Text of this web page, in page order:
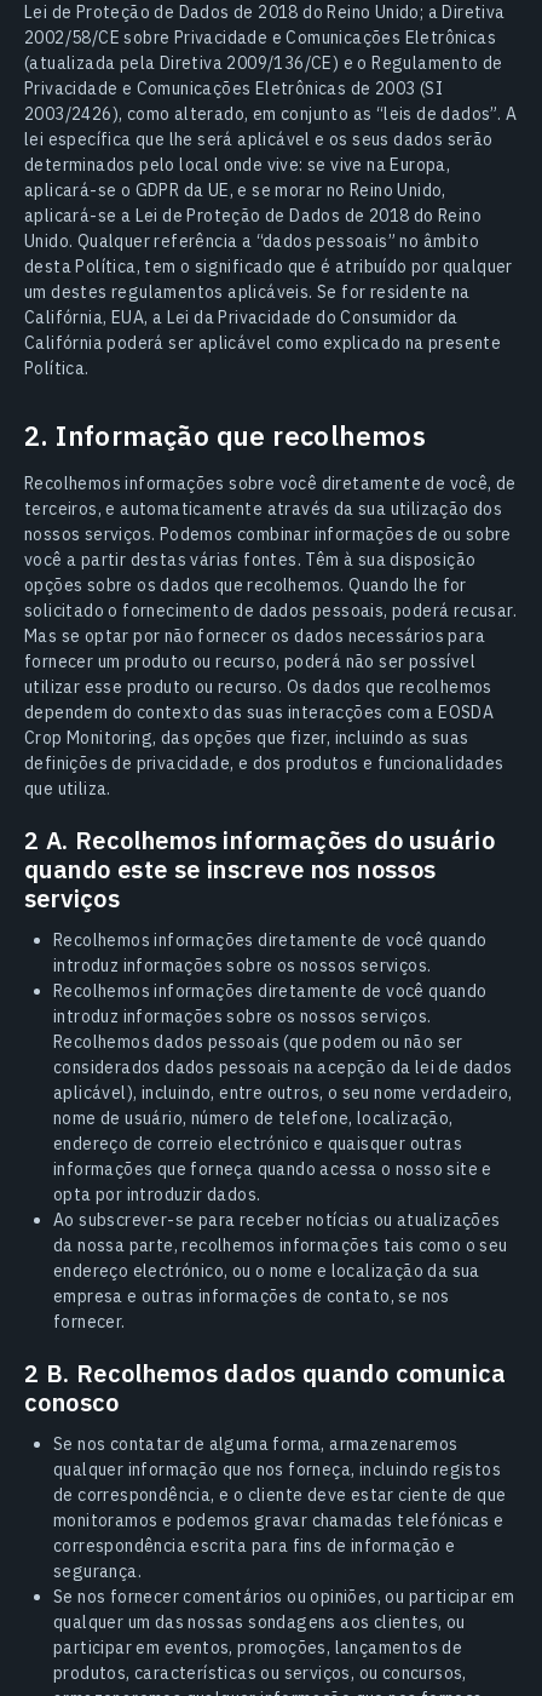
Lei de Proteção de Dados de 2018 do Reino Unido; a Diretiva
2002/58/CE sobre Privacidade e Comunicações Eletrônicas
(atualizada pela Diretiva 2009/136/CE) e o Regulamento de
Privacidade e Comunicações Eletrônicas de 2003 (SI
2003/2426), como alterado, em conjunto as “leis de dados”. A
lei específica que lhe será aplicável e os seus dados serão
determinados pelo local onde vive: se vive na Europa,
aplicará-se o GDPR da UE, e se morar no Reino Unido,
aplicará-se a Lei de Proteção de Dados de 2018 do Reino
Unido. Qualquer referência a “dados pessoais” no âmbito
desta Política, tem o significado que é atribuído por qualquer
um destes regulamentos aplicáveis. Se for residente na
Califórnia, EUA, a Lei da Privacidade do Consumidor da
Califórnia poderá ser aplicável como explicado na presente
Política.
2. Informação que recolhemos
Recolhemos informações sobre você diretamente de você, de
terceiros, e automaticamente através da sua utilização dos
nossos serviços. Podemos combinar informações de ou sobre
você a partir destas várias fontes. Têm à sua disposição
opções sobre os dados que recolhemos. Quando lhe for
solicitado o fornecimento de dados pessoais, poderá recusar.
Mas se optar por não fornecer os dados necessários para
fornecer um produto ou recurso, poderá não ser possível
utilizar esse produto ou recurso. Os dados que recolhemos
dependem do contexto das suas interacções com a EOSDA
Crop Monitoring, das opções que fizer, incluindo as suas
definições de privacidade, e dos produtos e funcionalidades
que utiliza.
2 A. Recolhemos informações do usuário
quando este se inscreve nos nossos
serviços
Recolhemos informações diretamente de você quando
introduz informações sobre os nossos serviços.
Recolhemos informações diretamente de você quando
introduz informações sobre os nossos serviços.
Recolhemos dados pessoais (que podem ou não ser
considerados dados pessoais na acepção da lei de dados
aplicável), incluindo, entre outros, o seu nome verdadeiro,
nome de usuário, número de telefone, localização,
endereço de correio electrónico e quaisquer outras
informações que forneça quando acessa o nosso site e
opta por introduzir dados.
Ao subscrever-se para receber notícias ou atualizações
da nossa parte, recolhemos informações tais como o seu
endereço electrónico, ou o nome e localização da sua
empresa e outras informações de contato, se nos
fornecer.
2 B. Recolhemos dados quando comunica
conosco
Se nos contatar de alguma forma, armazenaremos
qualquer informação que nos forneça, incluindo registos
de correspondência, e o cliente deve estar ciente de que
monitoramos e podemos gravar chamadas telefónicas e
correspondência escrita para fins de informação e
segurança.
Se nos fornecer comentários ou opiniões, ou participar em
qualquer um das nossas sondagens aos clientes, ou
participar em eventos, promoções, lançamentos de
produtos, características ou serviços, ou concursos,